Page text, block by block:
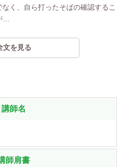
く、自ら打ったそばの確認するこ
文を見る
講師名
師肩書